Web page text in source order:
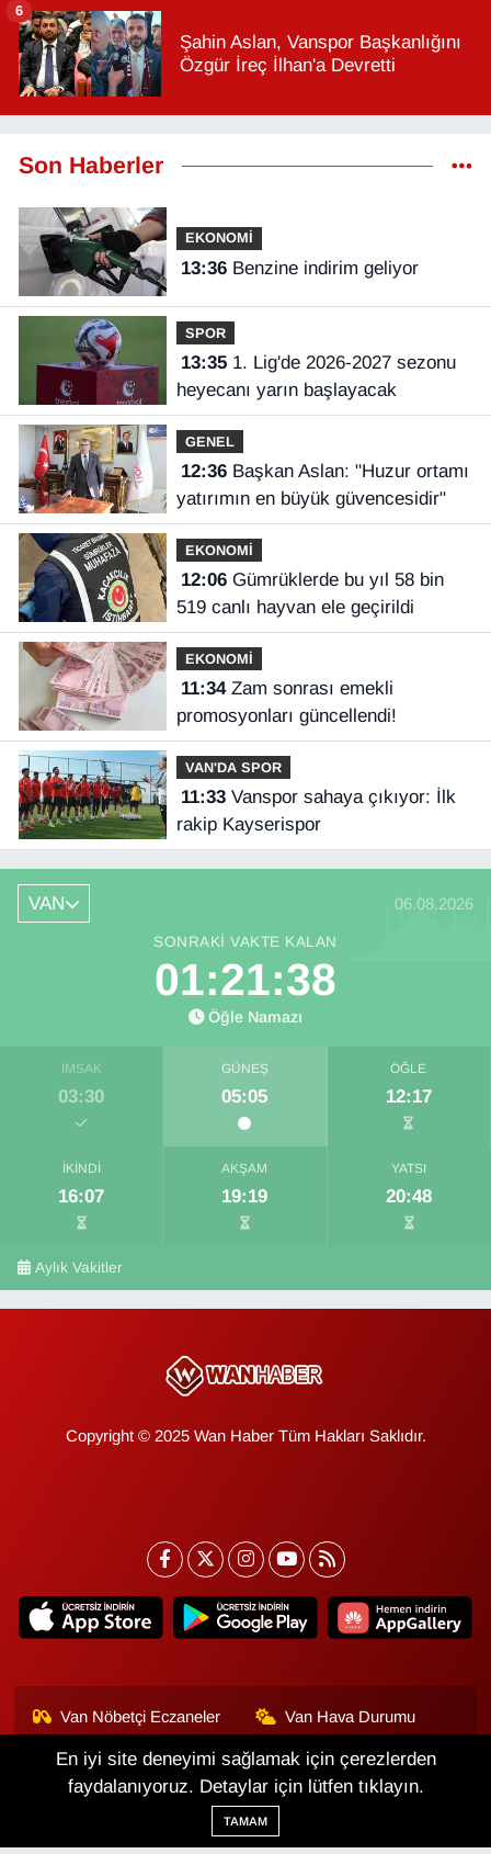
Şahin Aslan, Vanspor Başkanlığını
Özgür İreç İlhan'a Devretti
6
Son Haberler
EKONOMİ
13:36 Benzine indirim geliyor
SPOR
13:351. Lig'de 2026-2027 sezonu
heyecanı yarın başlayacak
GENEL
12:36Başkan Aslan: "Huzur ortamı
yatırımın en büyük güvencesidir"
EKONOMİ
12:06Gümrüklerde bu yıl 58 bin
519 canlı hayvan ele geçirildi
EKONOMİ
11:34Zam sonrası emekli
promosyonları güncellendi!
VAN'DA SPOR
11:33Vanspor sahaya çıkıyor: İlk
rakip Kayserispor
VAN 06.08.2026
SONRAKI VAKTE KALAN
01:21:38
Öğle Namazı
İMSAK
03:30
GÜNEŞ
05:05
ÖĞLE
12:17
İKINDI
16:07
AKŞAM
19:19
YATSI
20:48
Aylık Vakitler
Copyright © 2025 Wan Haber Tüm Hakları Saklıdır.
Van Nöbetçi Eczaneler Van Hava Durumu
Van Namaz Vakitleri
Van Trafik Yoğunluk
Haritası
Puan Durumu ve Fikstür
En iyi site deneyimi sağlamak için çerezlerden
faydalanıyoruz. Detaylar için lütfen tıklayın.
TAMAM